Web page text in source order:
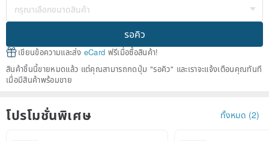
รอคิว
เขียนข้อความและส่ง eCard ฟรีเมื่อซื้อสินค้า!
สินค้าชิ้นนี้ขายหมดแล้ว แต่คุณสามารถกดปุ่ม "รอคิว" และเราจะแจ้งเตือนคุณทันที
เมื่อมีสินค้าพร้อมขาย
โปรโมชั่นพิเศษ ทั้งหมด (2)